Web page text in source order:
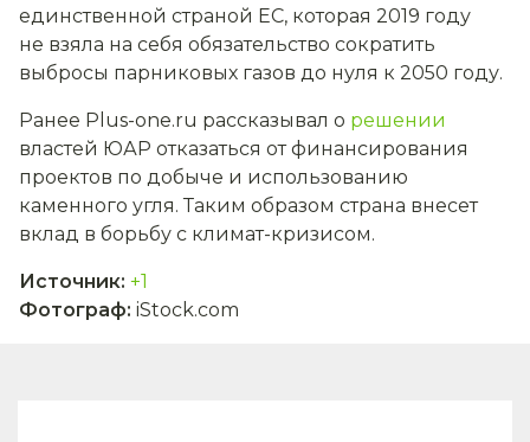
единственной страной ЕС, которая 2019 году
не взяла на себя обязательство сократить
выбросы парниковых газов до нуля к 2050 году.
Ранее Plus-one.ru рассказывал о решении
властей ЮАР отказаться от финансирования
проектов по добыче и использованию
каменного угля. Таким образом страна внесет
вклад в борьбу с климат-кризисом.
Источник: +1
Фотограф: iStock.com